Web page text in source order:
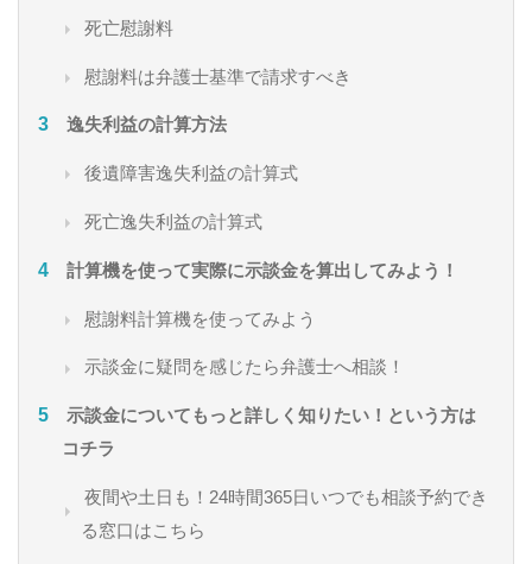
死亡慰謝料
慰謝料は弁護士基準で請求すべき
逸失利益の計算方法
後遺障害逸失利益の計算式
死亡逸失利益の計算式
計算機を使って実際に示談金を算出してみよう！
慰謝料計算機を使ってみよう
示談金に疑問を感じたら弁護士へ相談！
示談金についてもっと詳しく知りたい！という方は
コチラ
夜間や土日も！24時間365日いつでも相談予約でき
る窓口はこちら